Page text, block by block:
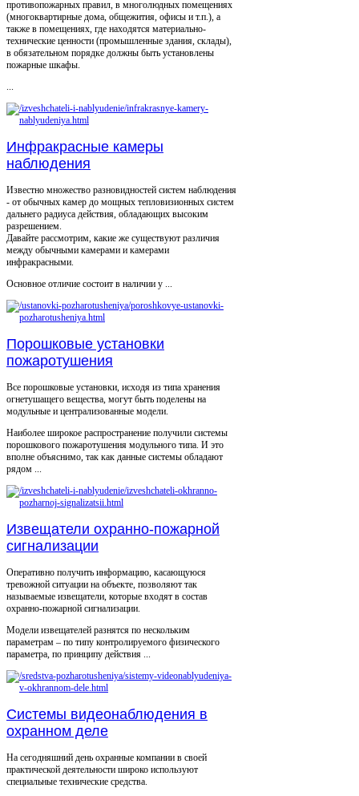
противопожарных правил, в многолюдных помещениях
(многоквартирные дома, общежития, офисы и т.п.), а
также в помещениях, где находятся материально-
технические ценности (промышленные здания, склады),
в обязательном порядке должны быть установлены
пожарные шкафы.
...
Инфракрасные камеры
наблюдения
Известно множество разновидностей систем наблюдения
- от обычных камер до мощных тепловизионных систем
дальнего радиуса действия, обладающих высоким
разрешением.
Давайте рассмотрим, какие же существуют различия
между обычными камерами и камерами
инфракрасными.
Основное отличие состоит в наличии у ...
Порошковые установки
пожаротушения
Все порошковые установки, исходя из типа хранения
огнетушащего вещества, могут быть поделены на
модульные и централизованные модели.
Наиболее широкое распространение получили системы
порошкового пожаротушения модульного типа. И это
вполне объяснимо, так как данные системы обладают
рядом ...
Извещатели охранно-пожарной
сигнализации
Оперативно получить информацию, касающуюся
тревожной ситуации на объекте, позволяют так
называемые извещатели, которые входят в состав
охранно-пожарной сигнализации.
Модели извещателей разнятся по нескольким
параметрам – по типу контролируемого физического
параметра, по принципу действия ...
Системы видеонаблюдения в
охранном деле
На сегодняшний день охранные компании в своей
практической деятельности широко используют
специальные технические средства.